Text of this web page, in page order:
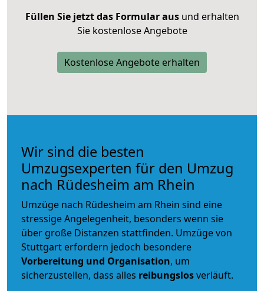
Füllen Sie jetzt das Formular ausund erhalten
Sie kostenlose Angebote
Kostenlose Angebote erhalten
Wir sind die besten
Umzugsexperten für den Umzug
nach Rüdesheim am Rhein
Umzüge nach Rüdesheim am Rhein sind eine
stressige Angelegenheit, besonders wenn sie
über große Distanzen stattfinden. Umzüge von
Stuttgart erfordern jedoch besondere
Vorbereitung und Organisation, um
sicherzustellen, dass alles reibungslosverläuft.